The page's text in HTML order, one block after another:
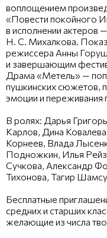
воплощением
«Повести покойного
в исполнении актеров
Н. С. Михалкова.
режиссера Анны
и завершающим
Драма «Метель» —
пушкинских сюжетов,
эмоции и переживания
В ролях: Дарья
Карлов, Дина
Корнеев, Влада
Подножкин, Илья
Сучкова, Александр
Тихонова, Тагир
Бесплатные
средних и старших
желающие из числа